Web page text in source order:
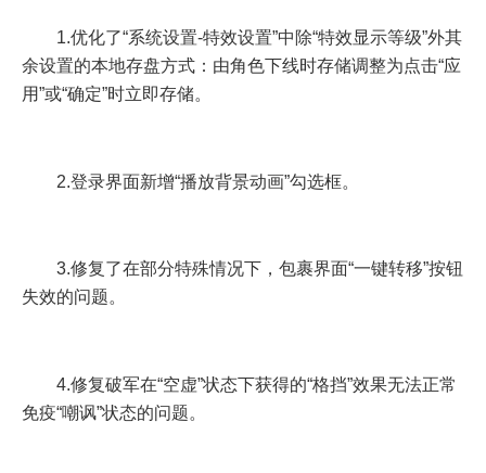
1.优化了“系统设置-特效设置”中除“特效显示等级”外其
余设置的本地存盘方式：由角色下线时存储调整为点击“应
用”或“确定”时立即存储。
2.登录界面新增“播放背景动画”勾选框。
3.修复了在部分特殊情况下，包裹界面“一键转移”按钮
失效的问题。
4.修复破军在“空虚”状态下获得的“格挡”效果无法正常
免疫“嘲讽”状态的问题。